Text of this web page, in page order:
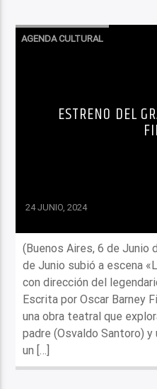
AGENDA CULTURAL
ESTRENO DEL
24 JUNIO, 2024
(Buenos Aires, 6 de Junio
de Junio subió a escena
con dirección del
Escrita por Oscar Barney
una obra teatral que
padre (Osvaldo Santoro)
un […]